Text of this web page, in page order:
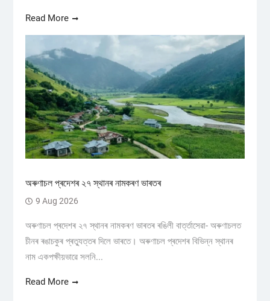
Read More
অৰুণাচল প্ৰদেশৰ ২৭ স্থানৰ নামকৰণ ভাৰতৰ
9 Aug 2026
অৰুণাচল প্ৰদেশৰ ২৭ স্থানৰ নামকৰণ ভাৰতৰ ৰঙিলী বাৰ্ত্তাসেৱা- অৰুণাচলত
চীনৰ ৰঙাচকুৰ প্ৰত্যুত্তৰ দিলে ভাৰতে। অৰুণাচল প্ৰদেশৰ বিভিন্ন স্থানৰ
নাম একপক্ষীয়ভাৱে সলনি...
Read More